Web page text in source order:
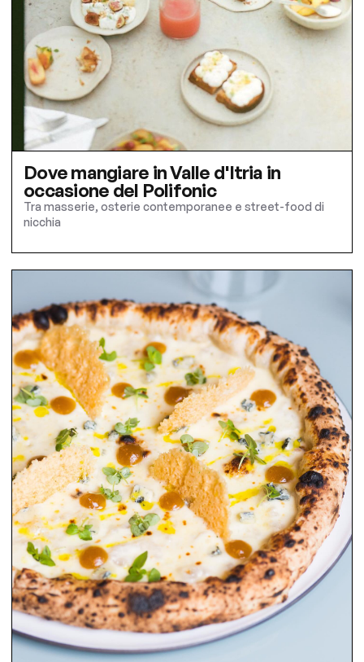
Dove mangiare in Valle d'Itria in
occasione del Polifonic
Tra masserie, osterie contemporanee e street-food di
nicchia